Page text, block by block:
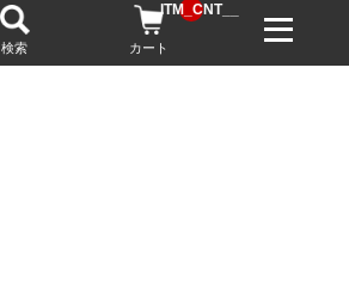
検索 カート
__ITM_CNT__